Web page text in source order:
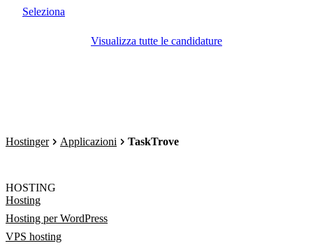
Seleziona
Visualizza tutte le candidature
Hostinger Applicazioni TaskTrove
HOSTING
Hosting
Hosting per WordPress
VPS hosting